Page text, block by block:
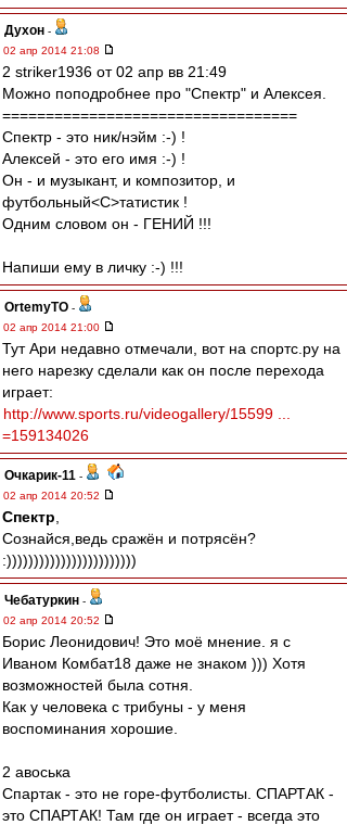
Духон -
02 апр 2014 21:08
2 striker1936 от 02 апр вв 21:49
Можно поподробнее про "Спектр" и Алексея.
==================================
Спектр - это ник/нэйм :-) !
Алексей - это его имя :-) !
Он - и музыкант, и композитор, и
футбольный<C>татистик !
Одним словом он - ГЕНИЙ !!!
Напиши ему в личку :-) !!!
OrtemyTO -
02 апр 2014 21:00
Тут Ари недавно отмечали, вот на спортс.ру на
него нарезку сделали как он после перехода
играет:
http://www.sports.ru/videogallery/15599 ...
=159134026
Очкарик-11 -
02 апр 2014 20:52
Спектр
Сознайся,ведь сражён и потрясён?
:))))))))))))))))))))))))
Чебатуркин -
02 апр 2014 20:52
Борис Леонидович! Это моё мнение. я с
Иваном Комбат18 даже не знаком ))) Хотя
возможностей была сотня.
Как у человека с трибуны - у меня
воспоминания хорошие.
2 авоська
Спартак - это не горе-футболисты. СПАРТАК -
это СПАРТАК! Там где он играет - всегда это